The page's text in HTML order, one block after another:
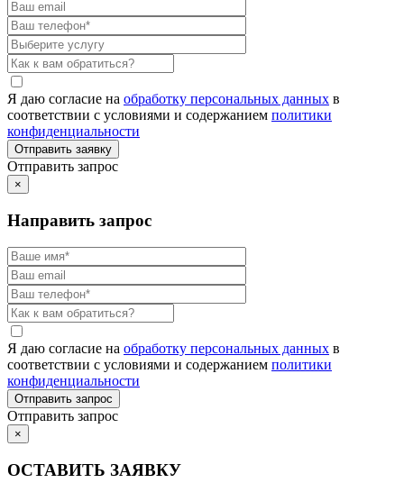
Я даю согласие на обработку персональных данных в
соответствии с условиями и содержанием политики
конфиденциальности
Отправить запрос
×
Направить запрос
Я даю согласие на обработку персональных данных в
соответствии с условиями и содержанием политики
конфиденциальности
Отправить запрос
×
ОСТАВИТЬ ЗАЯВКУ